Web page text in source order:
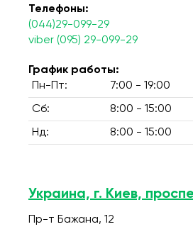
Телефоны:
(044)29-099-29
viber (095) 29-099-29
График работы:
Пн-Пт:
7:00 - 19:00
Сб: 8:00 - 15:00
Нд: 8:00 - 15:00
Украина, г. Киев,
Пр-т Бажана, 12